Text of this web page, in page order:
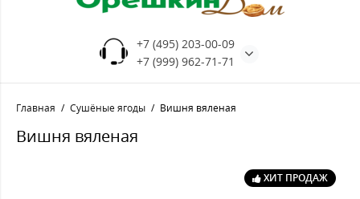
+7 (495) 203-00-09
+7 (999) 962-71-71
Главная Сушёные ягоды Вишня вяленая
Вишня вяленая
ХИТ ПРОДАЖ